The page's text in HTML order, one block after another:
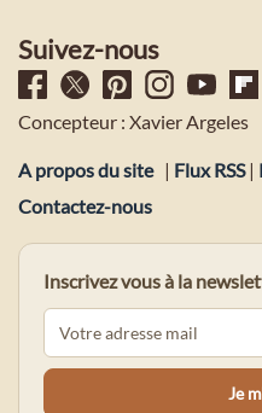
Suivez-nous
Concepteur : Xavier Argeles
A propos du site | Flux RSS|
Contactez-nous
Inscrivez vous à la